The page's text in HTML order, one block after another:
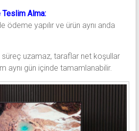
Teslim Alma:
ödeme yapılır ve ürün aynı anda
uzamaz, taraflar net koşullar
aynı gün içinde tamamlanabilir.